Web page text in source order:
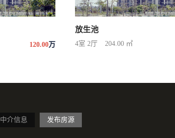
120.00万
放生池
4室 2厅 204.00 ㎡
中介信息 发布房源